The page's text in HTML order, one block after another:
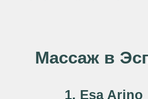
Массаж в
1. Esa Arino